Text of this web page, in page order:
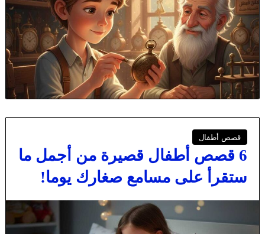
قصص أطفال
6 قصص أطفال قصيرة من أجمل ما
ستقرأ على مسامع صغارك يوما!